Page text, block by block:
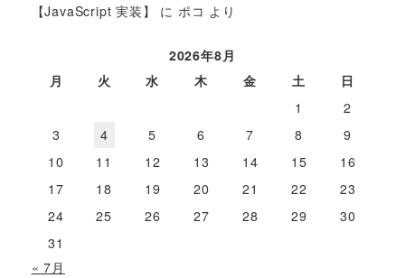
【JavaScript 実装】
に ポコ より
2026年8月
月
火 水 木 金 土
日
1
2
3
4 5 6 7 8
9
10
11 12 13 14 15
16
17
18 19 20 21 22
23
24
25 26 27 28 29
30
31
« 7月